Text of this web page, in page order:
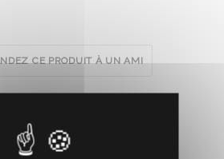
CE PRODUIT À UN AMI